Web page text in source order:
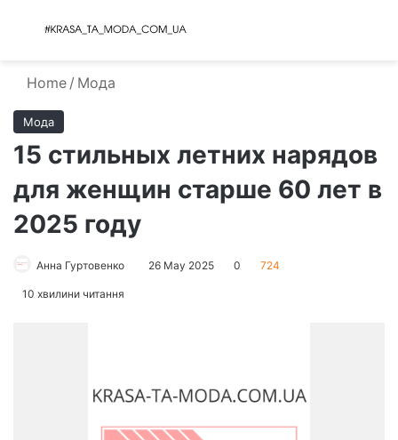
Menu
Home / Мода
Мода
15 стильных летних нарядов
для женщин старше 60 лет в
2025 году
Анна Гуртовенко 26 May 2025 0 724
10 хвилини читання